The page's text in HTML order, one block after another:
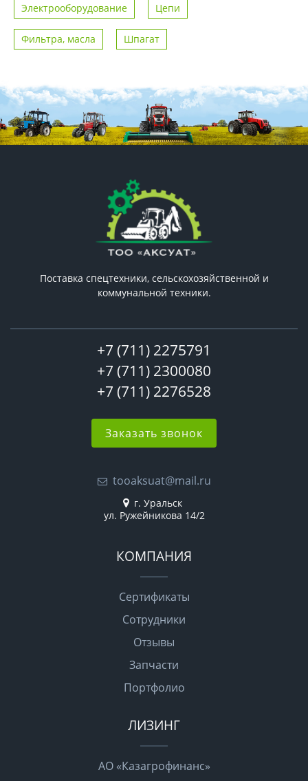
Электрооборудование Цепи
Фильтра, масла Шпагат
Поставка спецтехники, сельскохозяйственной и
коммунальной техники.
+7 (711) 2275791
+7 (711) 2300080
+7 (711) 2276528
Заказать звонок
tooaksuat@mail.ru
г. Уральск
ул. Ружейникова 14/2
КОМПАНИЯ
Сертификаты
Сотрудники
Отзывы
Запчасти
Портфолио
ЛИЗИНГ
АО «Казагрофинанс»